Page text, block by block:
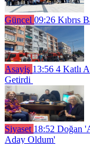
Güncel 09:26 Kıbrıs
Asayiş 13:56 4 Katlı
Getirdi
Siyaset 18:52 Doğan
Aday Oldum'